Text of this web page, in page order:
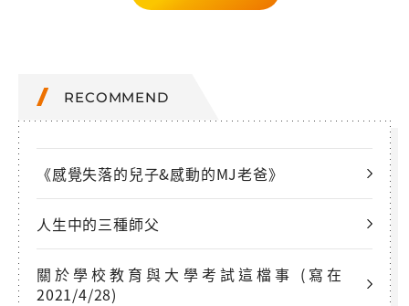
RECOMMEND
《感覺失落的兒子&感動的MJ老爸》
人生中的三種師父
關於學校教育與大學考試這檔事 (寫在
2021/4/28)